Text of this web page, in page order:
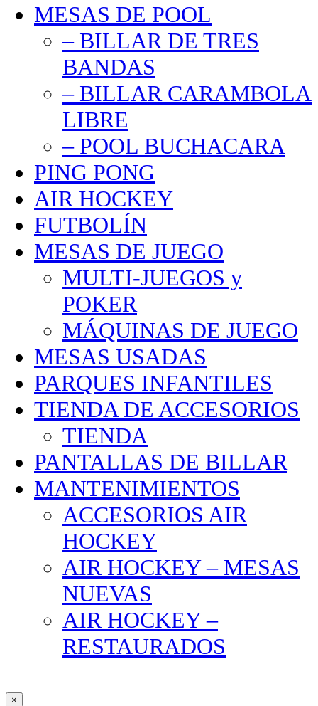
MESAS DE POOL
– BILLAR DE TRES
BANDAS
– BILLAR CARAMBOLA
LIBRE
– POOL BUCHACARA
PING PONG
AIR HOCKEY
FUTBOLÍN
MESAS DE JUEGO
MULTI-JUEGOS y
POKER
MÁQUINAS DE JUEGO
MESAS USADAS
PARQUES INFANTILES
TIENDA DE ACCESORIOS
TIENDA
PANTALLAS DE BILLAR
MANTENIMIENTOS
ACCESORIOS AIR
HOCKEY
AIR HOCKEY – MESAS
NUEVAS
AIR HOCKEY –
RESTAURADOS
×